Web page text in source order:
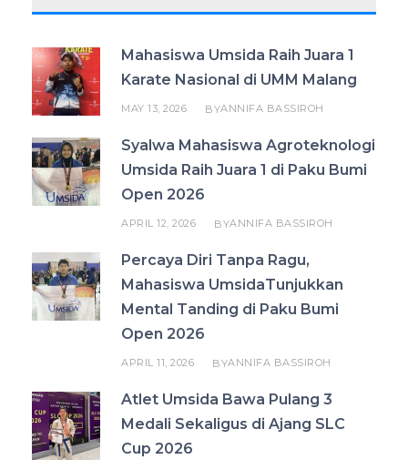
Mahasiswa Umsida Raih Juara 1
Karate Nasional di UMM Malang
MAY 13, 2026 BYANNIFA BASSIROH
Syalwa Mahasiswa Agroteknologi
Umsida Raih Juara 1 di Paku Bumi
Open 2026
APRIL 12, 2026 BYANNIFA BASSIROH
Percaya Diri Tanpa Ragu,
Mahasiswa UmsidaTunjukkan
Mental Tanding di Paku Bumi
Open 2026
APRIL 11, 2026 BYANNIFA BASSIROH
Atlet Umsida Bawa Pulang 3
Medali Sekaligus di Ajang SLC
Cup 2026